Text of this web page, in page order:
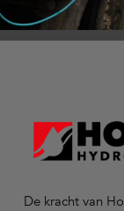
De kracht van